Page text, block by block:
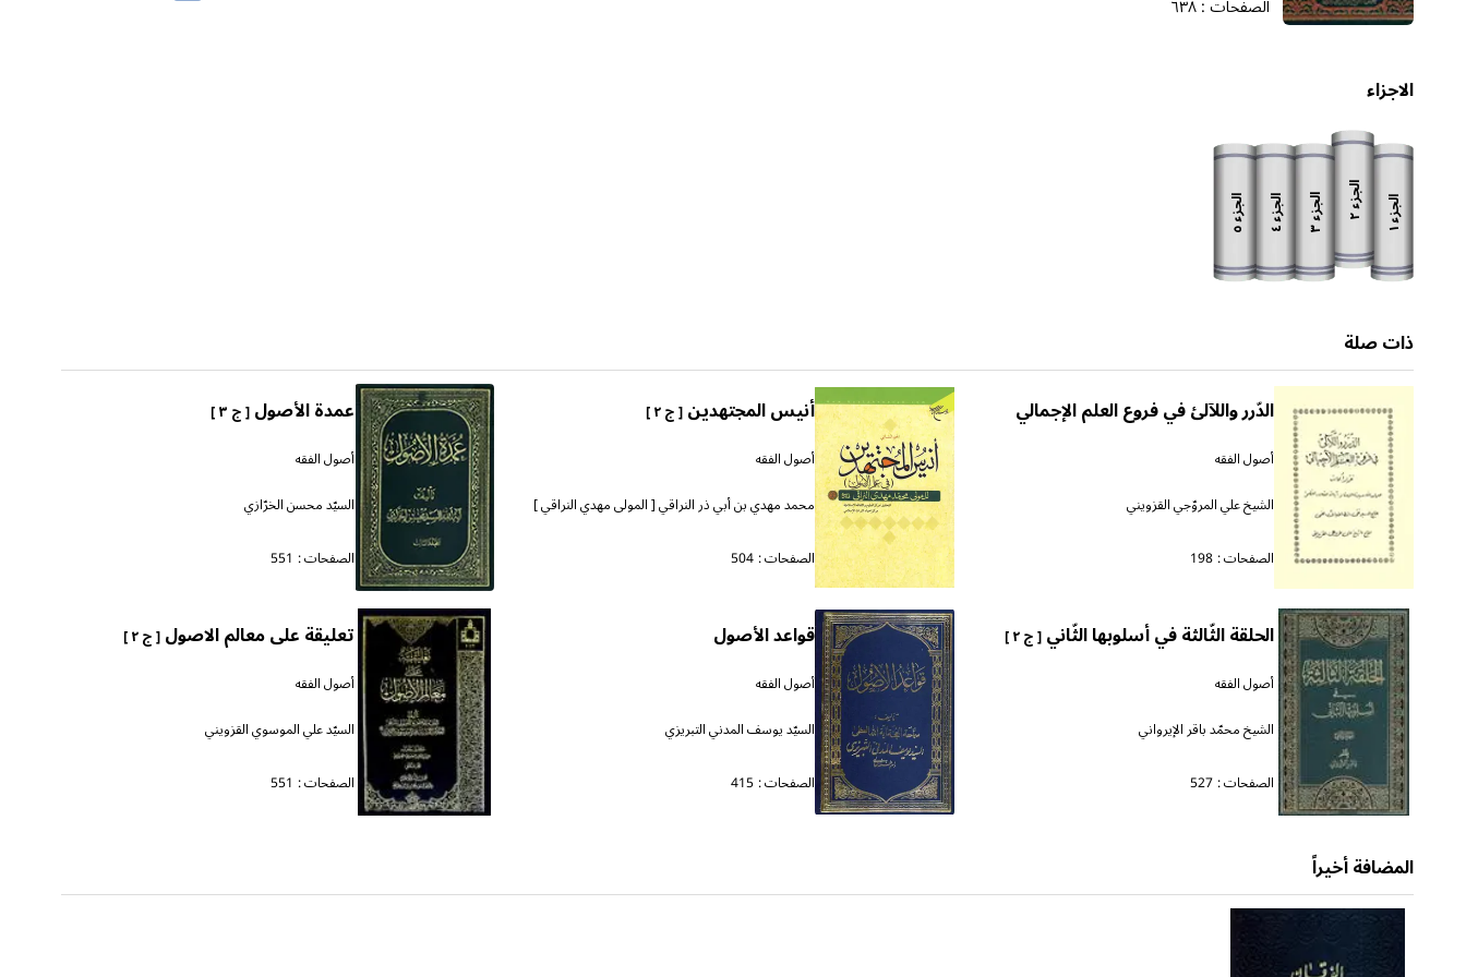
الصفحات :٦٣٨
الاجزاء
الجزء
١
الجزء
٢ الجزء
٣
الجزء
٤
الجزء
٥
ذات صلة
الدّرر واللآلئ في فروع العلم الإجمالي
أصول الفقه
الشيخ علي المروّجي القزويني
الصفحات : 198
أنيس المجتهدين[ ج ٢ ]
أصول الفقه
محمد مهدي بن أبي ذر النراقي [ المولى مهدي النراقي ]
الصفحات : 504
عمدة الأصول[ ج ٣ ]
أصول الفقه
السيّد محسن الخرّازي
الصفحات : 551
الحلقة الثّالثة في أسلوبها الثّاني[ ج ٢ ]
أصول الفقه
الشيخ محمّد باقر الإيرواني
الصفحات : 527
قواعد الأصول
أصول الفقه
السيّد يوسف المدني التبريزي
الصفحات : 415
تعليقة على معالم الاصول[ ج ٢ ]
أصول الفقه
السيّد علي الموسوي القزويني
الصفحات : 551
المضافة أخيراً